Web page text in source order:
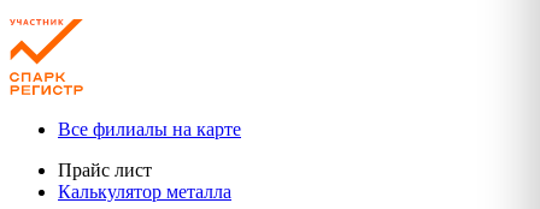
Все филиалы на карте
Прайс лист
Калькулятор металла